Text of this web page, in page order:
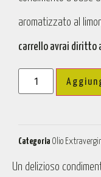
aromatizzato al
carrello avrai diritto
Categoria Olio
Un delizioso